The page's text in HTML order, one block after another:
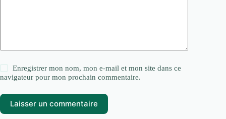
Enregistrer mon nom, mon e-mail et mon site dans ce
navigateur pour mon prochain commentaire.
Laisser un commentaire